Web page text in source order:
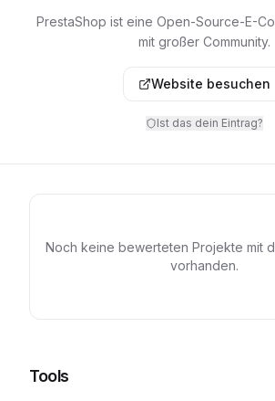
PrestaShop ist eine Open-Source-E-
mit großer Community.
Website besuchen
Ist das dein Eintrag?
Noch keine bewerteten Projekte mit
vorhanden.
Tools